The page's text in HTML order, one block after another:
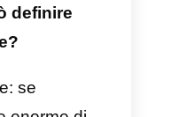
limitato
supporto al di
lavorativo